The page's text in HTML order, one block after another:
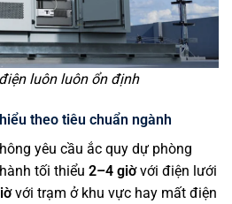
luôn luôn ổn định
theo tiêu chuẩn ngành
yêu cầu ắc quy dự phòng
tối thiểu 2–4 giờvới điện lưới
với trạm ở khu vực hay mất điện